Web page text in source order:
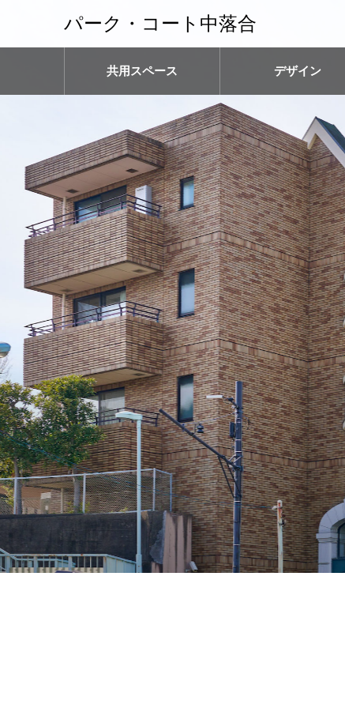
パーク・コート中落合
共用スペース デザイン